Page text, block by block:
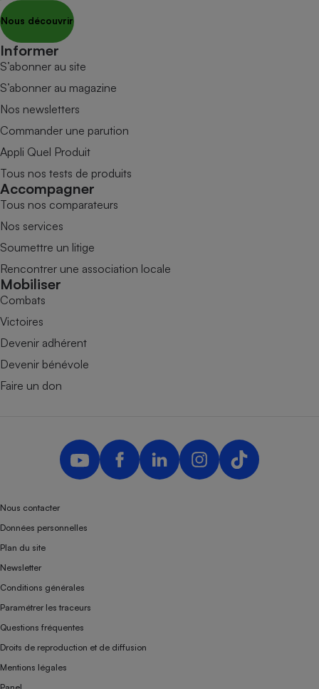
Nous découvrir
Informer
S’abonner au site
S’abonner au magazine
Nos newsletters
Commander une parution
Appli Quel Produit
Tous nos tests de produits
Accompagner
Tous nos comparateurs
Nos services
Soumettre un litige
Rencontrer une association locale
Mobiliser
Combats
Victoires
Devenir adhérent
Devenir bénévole
Faire un don
Nous contacter
Données personnelles
Plan du site
Newsletter
Conditions générales
Paramétrer les traceurs
Questions fréquentes
Droits de reproduction et de diffusion
Mentions légales